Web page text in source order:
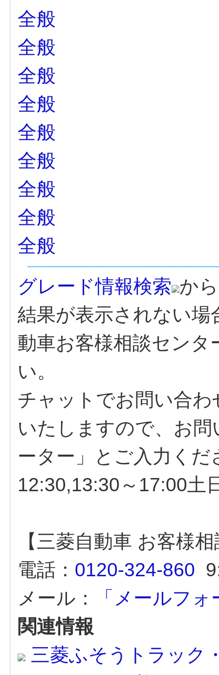
全般
全般
全般
全般
全般
全般
全般
全般
全般
グレード情報検索 か
結果が表示されない場
動車お客様相談セン
い。
チャットでお問い合
いたしますので、お
ーター」とご入力く
12:30,13:30～17:00土
【三菱自動車 お客様
電話： 0120-324-860
メール：
「メールフ
関連情報
三菱ふそうトラック